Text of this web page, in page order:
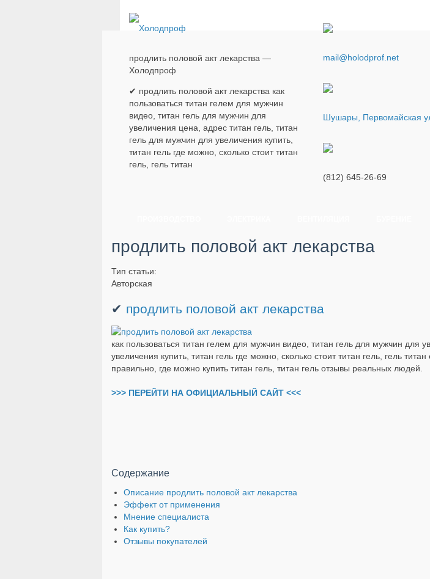
продлить половой акт лекарства —
Холодпроф
✔ продлить половой акт лекарства как
пользоваться титан гелем для мужчин
видео, титан гель для мужчин для
увеличения цена, адрес титан гель, титан
гель для мужчин для увеличения купить,
титан гель где можно, сколько стоит титан
гель, гель титан
mail@holodprof.net
Шушары, Первомайская
(812) 645-26-69
продлить половой акт лекарства
Тип статьи:
Авторская
✔ продлить половой акт лекарства
как пользоваться титан гелем для мужчин видео, титан гель для мужчин для
увеличения купить, титан гель где можно, сколько стоит титан гель, гель
правильно, где можно купить титан гель, титан гель отзывы реальных людей.
>>> ПЕРЕЙТИ НА ОФИЦИАЛЬНЫЙ САЙТ <<<
Содержание
Описание продлить половой акт лекарства
Эффект от применения
Мнение специалиста
Как купить?
Отзывы покупателей